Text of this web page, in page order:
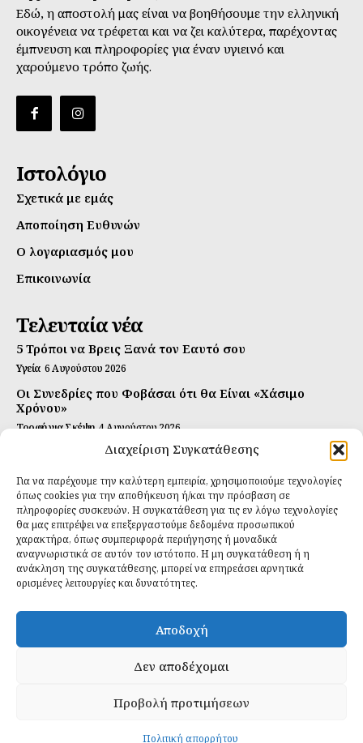
Διαχείριση Συγκατάθεσης
Για να παρέχουμε την καλύτερη εμπειρία, χρησιμοποιούμε τεχνολογίες
όπως cookies για την αποθήκευση ή/και την πρόσβαση σε
πληροφορίες συσκευών. Η συγκατάθεση για τις εν λόγω τεχνολογίες
θα μας επιτρέψει να επεξεργαστούμε δεδομένα προσωπικού
χαρακτήρα, όπως συμπεριφορά περιήγησης ή μοναδικά
αναγνωριστικά σε αυτόν τον ιστότοπο. Η μη συγκατάθεση ή η
ανάκληση της συγκατάθεσης, μπορεί να επηρεάσει αρνητικά
ορισμένες λειτουργίες και δυνατότητες.
Αποδοχή
Δεν αποδέχομαι
Προβολή προτιμήσεων
Πολιτική απορρήτου
Εδώ, η αποστολή μας είναι να βοηθήσουμε την ελληνική
οικογένεια να τρέφεται και να ζει καλύτερα, παρέχοντας
έμπνευση και πληροφορίες για έναν υγιεινό και
χαρούμενο τρόπο ζωής.
Ιστολόγιο
Σχετικά με εμάς
Αποποίηση Ευθυνών
Ο λογαριασμός μου
Επικοινωνία
Τελευταία νέα
5 Τρόποι να Βρεις Ξανά τον Εαυτό σου
Υγεία 6 Αυγούστου 2026
Οι Συνεδρίες που Φοβάσαι ότι θα Είναι «Χάσιμο
Χρόνου»
Τροφή για Σκέψη 4 Αυγούστου 2026
Αυτή Είναι η Συνταγή για Τέλεια Κομπούτσα
Ιδανικές Τροφές 26 Ιουλίου 2026
Εγγραφείτε
ΕΓΓΡΑΦΉ
Έχω διαβάσει και δέχομαι τηνπολιτική απορρήτου
Creative.